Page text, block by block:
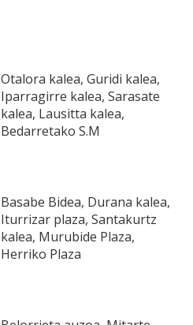
Otalora kalea, Guridi kalea,
Iparragirre kalea, Sarasate
kalea, Lausitta kalea,
Bedarretako S.M
Basabe Bidea, Durana kalea,
Iturrizar plaza, Santakurtz
kalea, Murubide Plaza,
Herriko Plaza